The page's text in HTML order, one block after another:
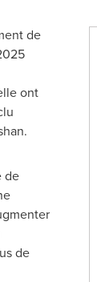
de
ont
de
de